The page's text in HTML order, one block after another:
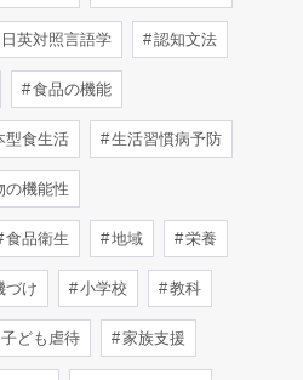
英対照言語学 認知文法
食品の機能
食生活 生活習慣病予防
機能性
食品衛生 地域 栄養
づけ 小学校 教科
ども虐待 家族支援